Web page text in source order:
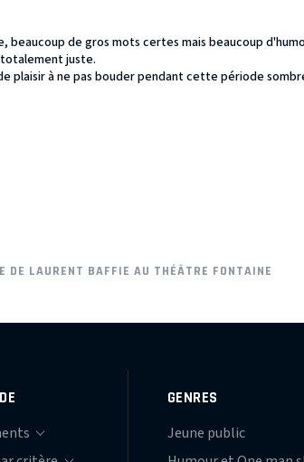
beaucoup de gros mots certes mais beaucoup
juste.
plaisir à ne pas bouder pendant cette période
DE LAURENT BAFFIE AU THÉÂTRE FONTAINE
GENRES
Jeune public